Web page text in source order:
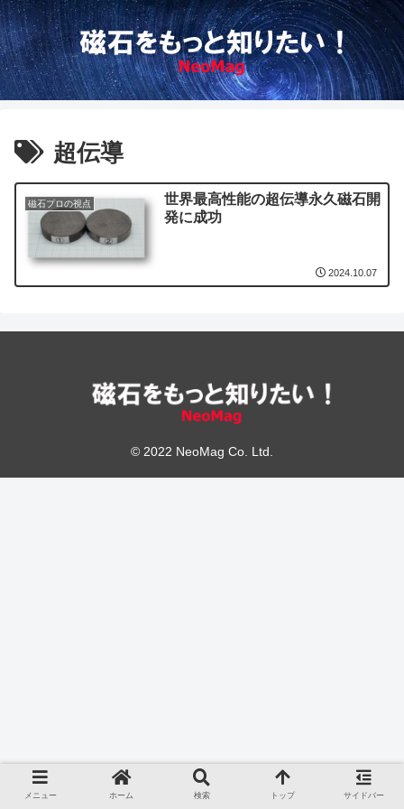
超伝導
磁石プロの視点
世界最高性能の超伝導永久磁石開
発に成功
2024.10.07
© 2022 NeoMag Co. Ltd.
メニュー ホーム 検索 トップ サイドバー